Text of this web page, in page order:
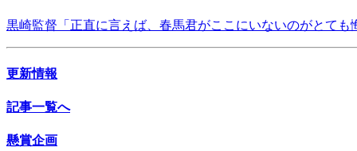
黒崎監督「正直に言えば、春馬君がここにいないのがとても
更新情報
記事一覧へ
懸賞企画